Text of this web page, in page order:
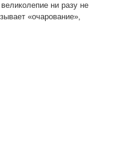
ни разу не
«очарование»,